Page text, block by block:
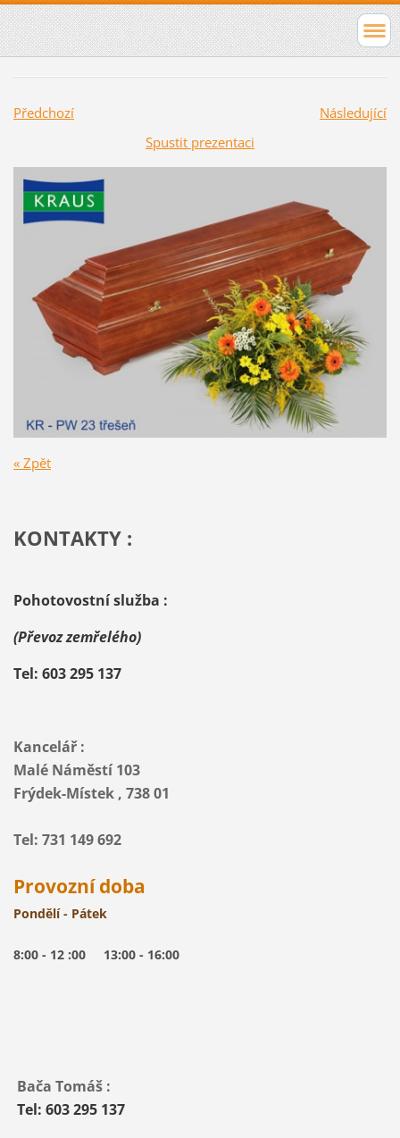
Předchozí
Následující
Spustit prezentaci
« Zpět
KONTAKTY :
Pohotovostní služba :
(Převoz zemřelého)
Tel: 603 295 137
Kancelář :
Malé Náměstí 103
Frýdek-Místek , 738 01
Tel: 731 149 692
Provozní doba
Pondělí - Pátek
8:00 - 12 :00 13:00 - 16:00
Bača Tomáš :
Tel: 603 295 137